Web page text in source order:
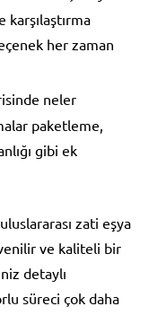
her zaman
neler
paketleme,
gibi ek
zati eşya
ve kaliteli bir
detaylı
süreci çok daha